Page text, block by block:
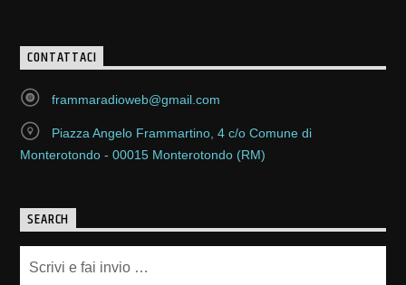
CONTATTACI
frammaradioweb@gmail.com
Piazza Angelo Frammartino, 4 c/o Comune di
Monterotondo - 00015 Monterotondo (RM)
SEARCH